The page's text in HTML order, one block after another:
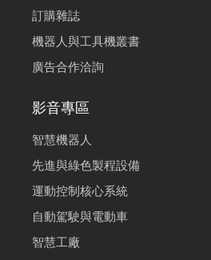
訂購雜誌
機器人與工具機叢書
廣告合作洽詢
影音專區
智慧機器人
先進與綠色製程設備
運動控制核心系統
自動駕駛與電動車
智慧工廠